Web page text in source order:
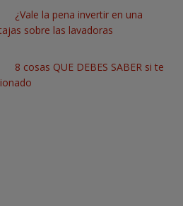
¿Vale la pena invertir en una
sobre las lavadoras
8 cosas QUE DEBES SABER si te